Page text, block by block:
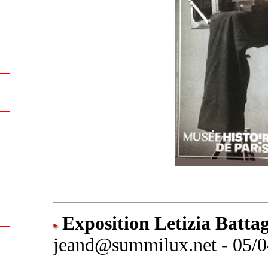
Exposition Letizia
jeand@summilux.net - 05/